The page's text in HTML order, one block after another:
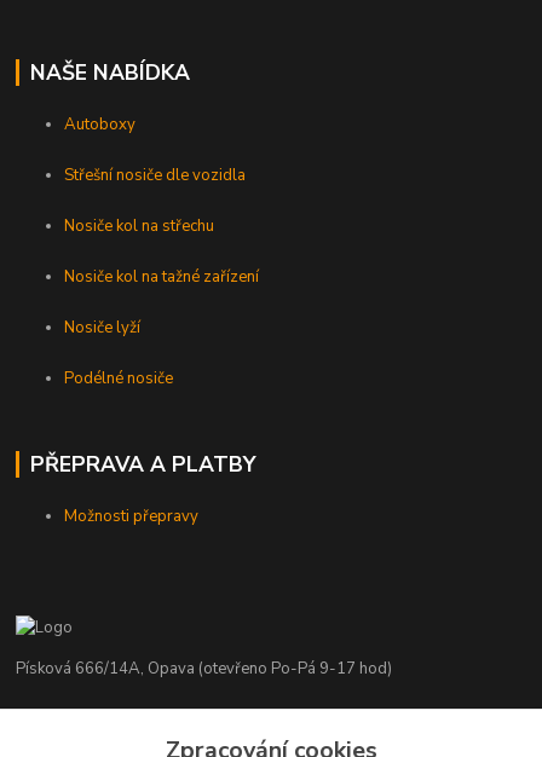
NAŠE NABÍDKA
Autoboxy
Střešní nosiče dle vozidla
Nosiče kol na střechu
Nosiče kol na tažné zařízení
Nosiče lyží
Podélné nosiče
PŘEPRAVA A PLATBY
Možnosti přepravy
Písková 666/14A, Opava (otevřeno Po-Pá 9-17 hod)
+420 776 839 986Zpracování cookies